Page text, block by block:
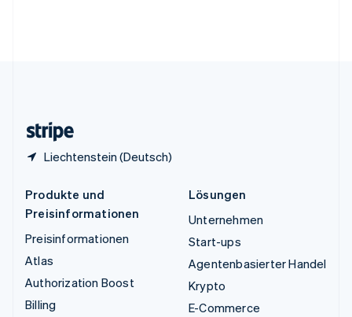
Liechtenstein (Deutsch)
Produkte und
Preisinformationen
Preisinformationen
Atlas
Authorization Boost
Billing
Lösungen
Unternehmen
Start-ups
Agentenbasierter Handel
Krypto
E-Commerce